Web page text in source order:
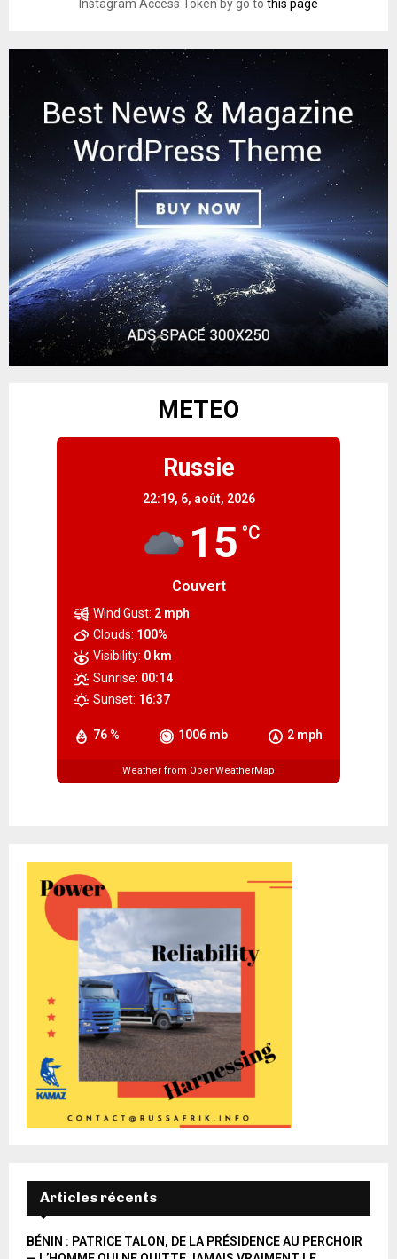
Instagram Access Token by go to this page
METEO
Russie
22:19, 6, août, 2026
15 °C
Couvert
76 % 1006 mb 2 mph
Wind Gust: 2 mph
Clouds: 100%
Visibility: 0 km
Sunrise: 00:14
Sunset: 16:37
Weather from OpenWeatherMap
Articles récents
BÉNIN : PATRICE TALON, DE LA PRÉSIDENCE AU PERCHOIR